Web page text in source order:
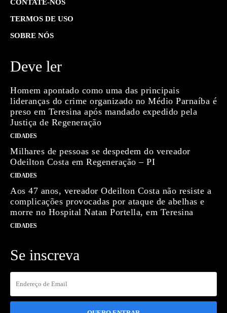
CONTATE-NOS
TERMOS DE USO
SOBRE NÓS
Deve ler
Homem apontado como uma das principais
lideranças do crime organizado no Médio Parnaíba é
preso em Teresina após mandado expedido pela
Justiça de Regeneração
CIDADES
Milhares de pessoas se despedem do vereador
Odeilton Costa em Regeneração – PI
CIDADES
Aos 47 anos, vereador Odeilton Costa não resiste a
complicações provocadas por ataque de abelhas e
morre no Hospital Natan Portella, em Teresina
CIDADES
Se inscreva